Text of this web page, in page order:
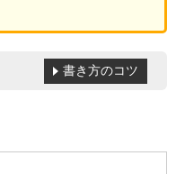
書き方のコツ